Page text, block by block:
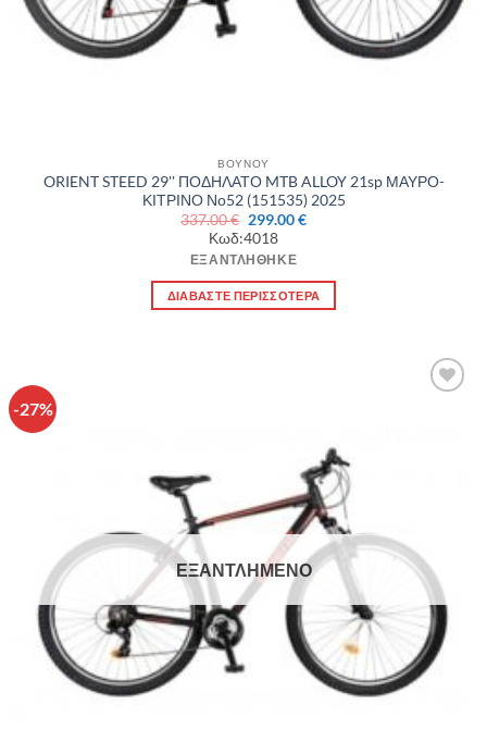
ΒΟΥΝΟΥ
ORIENT STEED 29'' ΠΟΔΗΛΑΤΟ MTB ALLOY 21sp ΜΑΥΡΟ-
ΚΙΤΡΙΝΟ Νο52 (151535) 2025
337.00€ Original
price
was:
337.00 €.
299.00€Η
Κωδ:4018
ΕΞΑΝΤΛΉΘΗΚΕ
ΔΙΑΒΆΣΤΕ ΠΕΡΙΣΣΌΤΕΡΑ
-27%
ΕΞΑΝΤΛΗΜΈΝΟ